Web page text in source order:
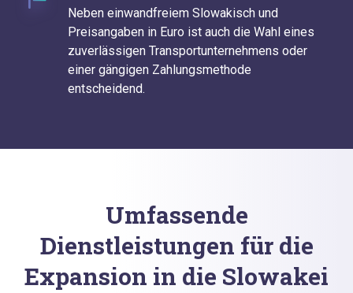
Neben einwandfreiem Slowakisch und
Preisangaben in Euro ist auch die Wahl eines
zuverlässigen Transportunternehmens oder
einer gängigen Zahlungsmethode
entscheidend.
Umfassende
Dienstleistungen für die
Expansion in die Slowakei